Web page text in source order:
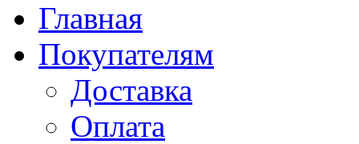
Главная
Покупателям
Доставка
Оплата